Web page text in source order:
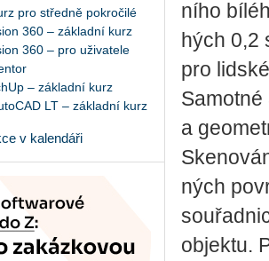
pro středně pokročilé
360 – základní kurz
360 – pro uživatele
– základní kurz
LT – základní kurz
v kalendáři
ní­ho
hých 0,2
pro
a
ných
ob­jek­tu.